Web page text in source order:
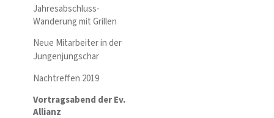
Jahresabschluss-
Wanderung mit Grillen
Neue Mitarbeiter in der
Jungenjungschar
Nachtreffen 2019
Vortragsabend der Ev.
Allianz